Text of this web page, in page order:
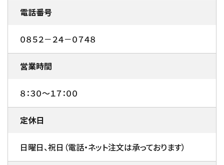
電話番号
０８５２－２４－０７４８
営業時間
８：３０～１７：００
定休日
日曜日、祝日（電話・ネット注文は承っております）